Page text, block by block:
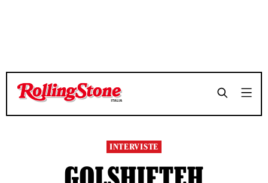
TEMPO DI LETTURA 3 MINUTI SHARE
TEMPO DI LETTURA 3 MINUTI SHARE
INTERVISTE